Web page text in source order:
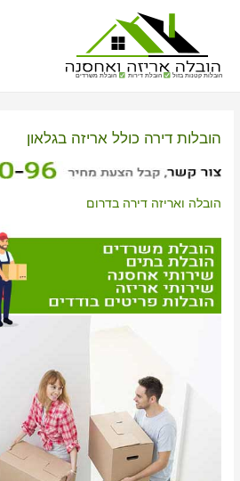
הובלות קטנות בזול הובלת דירות הובלת משרדים
הובלות דירה כולל אריזה בגלאון
הובלה ואריזה דירה בדרום